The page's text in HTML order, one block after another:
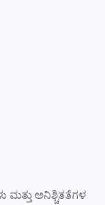
ಮತ್ತು ಅನಿಶ್ಚಿತತೆಗಳ